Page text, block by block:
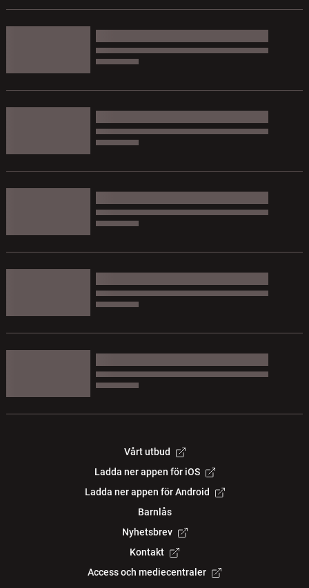
Vårt utbud
Ladda ner appen för iOS
Ladda ner appen för Android
Barnlås
Nyhetsbrev
Kontakt
Access och mediecentraler